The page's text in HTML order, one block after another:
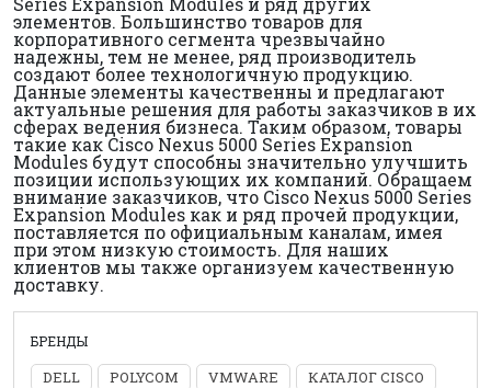
элементов. Большинство товаров для
корпоративного сегмента чрезвычайно
надежны, тем не менее, ряд производитель
создают более технологичную продукцию.
Данные элементы качественны и предлагают
актуальные решения для работы заказчиков в их
сферах ведения бизнеса. Таким образом, товары
такие как Cisco Nexus 5000 Series Expansion
Modules будут способны значительно улучшить
позиции использующих их компаний. Обращаем
внимание заказчиков, что Cisco Nexus 5000 Series
Expansion Modules как и ряд прочей продукции,
поставляется по официальным каналам, имея
при этом низкую стоимость. Для наших
клиентов мы также организуем качественную
доставку.
БРЕНДЫ
DELL POLYCOM VMWARE
КАТАЛОГ CISCO